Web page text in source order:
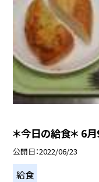
＊今日の給食＊ 6
公開日 2022/06/23
給食